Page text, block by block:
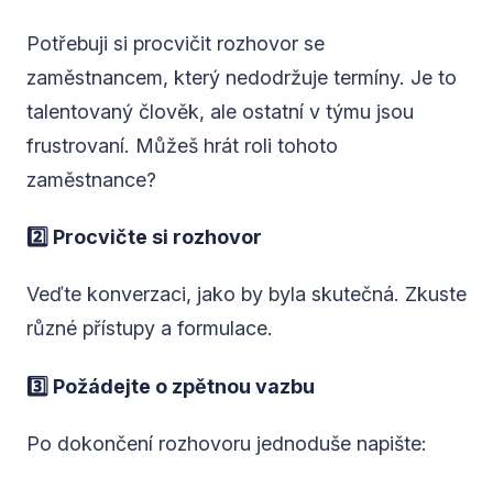
Potřebuji si procvičit rozhovor se
zaměstnancem, který nedodržuje termíny. Je to
talentovaný člověk, ale ostatní v týmu jsou
frustrovaní. Můžeš hrát roli tohoto
zaměstnance?
2️⃣ Procvičte si rozhovor
Veďte konverzaci, jako by byla skutečná. Zkuste
různé přístupy a formulace.
3️⃣ Požádejte o zpětnou vazbu
Po dokončení rozhovoru jednoduše napište: